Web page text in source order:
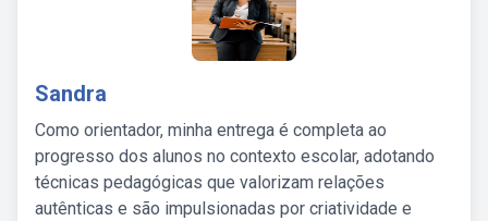
Sandra
Como orientador, minha entrega é completa ao
progresso dos alunos no contexto escolar, adotando
técnicas pedagógicas que valorizam relações
autênticas e são impulsionadas por criatividade e